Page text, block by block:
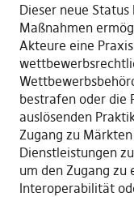
Dieser neue
Maßnahmen
Akteure eine
bestrafen oder die
auslösenden
Zugang zu
Dienstleistungen
um den Zugang zu
Interoperabilität